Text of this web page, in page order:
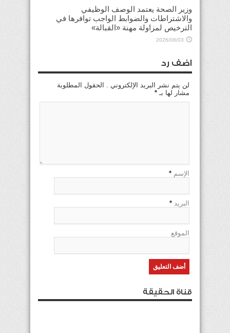
وزير الصحة يعتمد الوصف الوظيفي
والاشتراطات والضوابط الواجب توافرها في
الترخيص لمزاولة مهنة «القبالة»
2026/08/03
اضف رد
لن يتم نشر البريد الإلكتروني . الحقول المطلوبة
مشار لها بـ *
الإسم *
البريد *
الموقع
قناة الحقيقة